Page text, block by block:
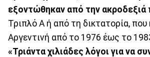
εξοντώθηκαν από την ακροδεξιά
Τριπλό Α ή από τη δικτατορία,
Αργεντινή από το 1976 έως το
«Τριάντα χιλιάδες λόγοι για να